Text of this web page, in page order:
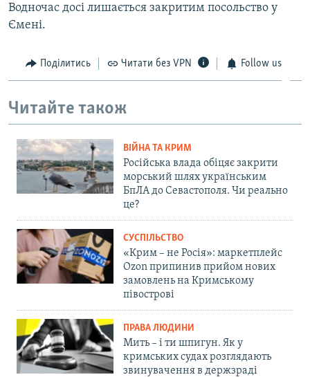
Усі сайти RFE/RL
Водночас досі лишається закритим посольство у
Ємені.
Поділитись Читати без VPN Follow us
Читайте також
ВІЙНА ТА КРИМ
Російська влада обіцяє закрити
морський шлях українським
БпЛА до Севастополя. Чи реально
це?
СУСПІЛЬСТВО
«Крим – не Росія»: маркетплейс
Ozon припинив прийом нових
замовлень на Кримському
півострові
ПРАВА ЛЮДИНИ
Мить – і ти шпигун. Як у
кримських судах розглядають
звинувачення в держзраді